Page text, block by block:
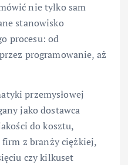
nie tylko sam
stanowisko
procesu: od
programowanie, aż
przemysłowej
jako dostawca
do kosztu,
z branży ciężkiej,
czy kilkuset